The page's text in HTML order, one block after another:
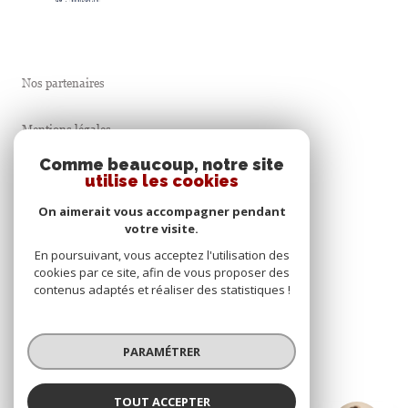
Nos partenaires
Mentions légales
Politique RGPD
Comme beaucoup, notre site
utilise les cookies
On aimerait vous accompagner pendant
votre visite.
En poursuivant, vous acceptez l'utilisation des
cookies par ce site, afin de vous proposer des
contenus adaptés et réaliser des statistiques !
PARAMÉTRER
TOUT ACCEPTER